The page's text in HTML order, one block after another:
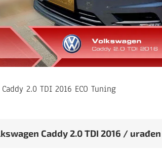
2.0 TDI 2016 ECO Tuning
Caddy 2.0 TDI 2016 /